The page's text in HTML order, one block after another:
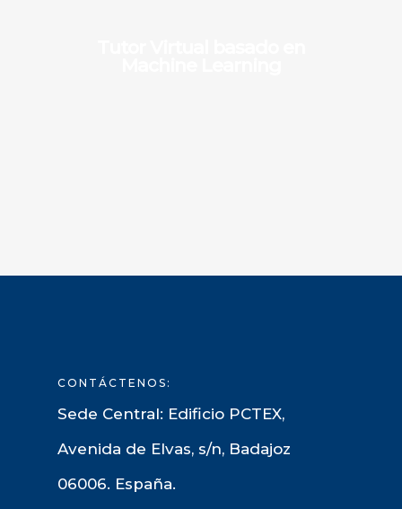
CONTÁCTENOS:
Sede Central: Edificio PCTEX,
Avenida de Elvas, s/n, Badajoz
06006. España.